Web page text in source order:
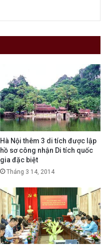
Hà Nội thêm 3 di tích được lập
hồ sơ công nhận Di tích quốc
gia đặc biệt
Tháng 3 14, 2014